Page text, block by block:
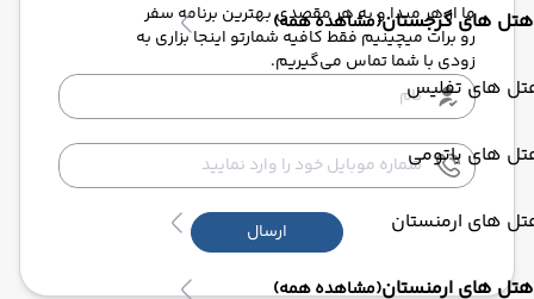
هتل های گرجستان(مشاهده همه)
های تفلیس
های باتومی
های ارمنستان
هتل های ارمنستان(مشاهده همه)
ما از هر مبدا و به هر مقصدی بهترین برنامه سفر
رو برات میچینیم فقط کافیه شمارتو اینجا بزاری به
زودی با شما تماس می‌گیریم.
ارسال